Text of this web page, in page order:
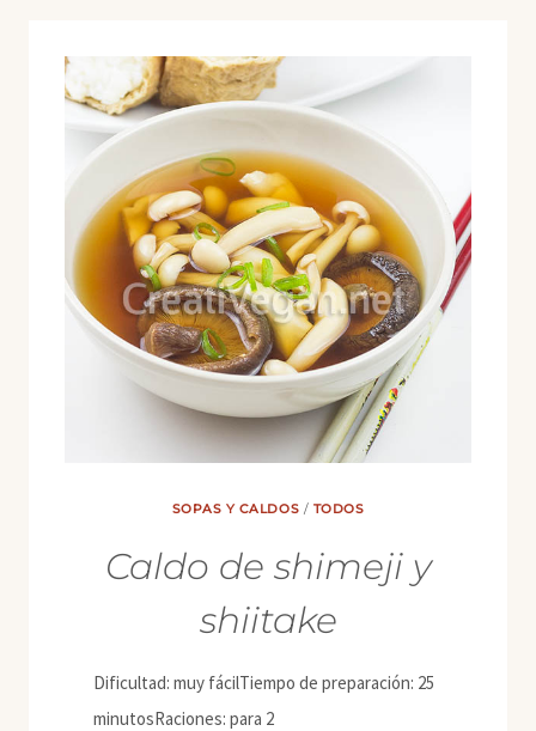
PASTA
DE
ARROZ
SOPAS Y CALDOS / TODOS
Caldo de shimeji y
shiitake
Dificultad: muy fácilTiempo de preparación: 25
minutosRaciones: para 2